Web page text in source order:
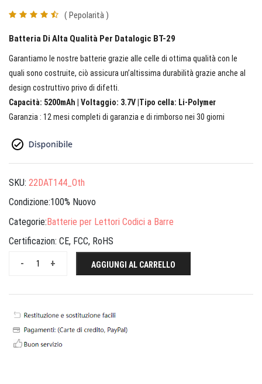
( Pepolarità )
Batteria Di Alta Qualità Per Datalogic BT-29
Garantiamo le nostre batterie grazie alle celle di ottima qualità con le
quali sono costruite, ciò assicura un’altissima durabilità grazie anche al
design costruttivo privo di difetti.
Capacità: 5200mAh | Voltaggio: 3.7V |Tipo cella: Li-Polymer
Garanzia : 12 mesi completi di garanzia e di rimborso nei 30 giorni
SKU: 22DAT144_Oth
Condizione:100% Nuovo
Categorie:Batterie per Lettori Codici a Barre
Certificazion: CE, FCC, RoHS
+
- AGGIUNGI AL CARRELLO